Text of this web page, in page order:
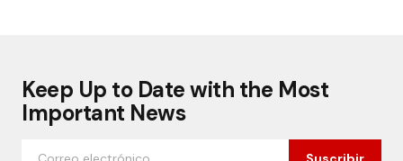
Keep Up to Date with the Most
Important News